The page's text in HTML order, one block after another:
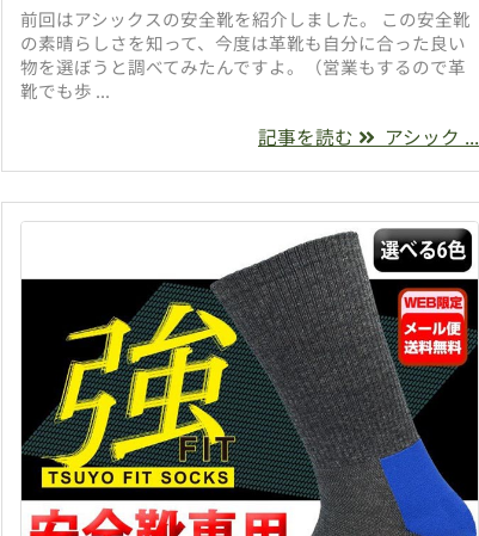
前回はアシックスの安全靴を紹介しました。 この安全靴
の素晴らしさを知って、今度は革靴も自分に合った良い
物を選ぼうと調べてみたんですよ。（営業もするので革
靴でも歩 ...
記事を読む アシック ...